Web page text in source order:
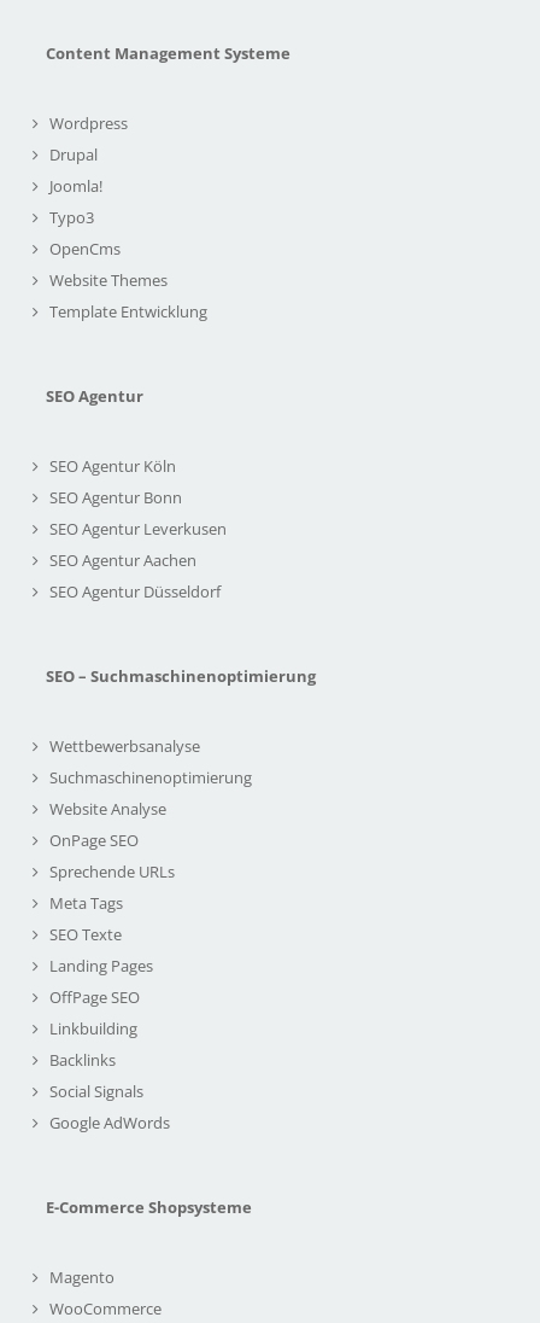
Content Management Systeme
Wordpress
Drupal
Joomla!
Typo3
OpenCms
Website Themes
Template Entwicklung
SEO Agentur
SEO Agentur Köln
SEO Agentur Bonn
SEO Agentur Leverkusen
SEO Agentur Aachen
SEO Agentur Düsseldorf
SEO – Suchmaschinenoptimierung
Wettbewerbsanalyse
Suchmaschinenoptimierung
Website Analyse
OnPage SEO
Sprechende URLs
Meta Tags
SEO Texte
Landing Pages
OffPage SEO
Linkbuilding
Backlinks
Social Signals
Google AdWords
E-Commerce Shopsysteme
Magento
WooCommerce